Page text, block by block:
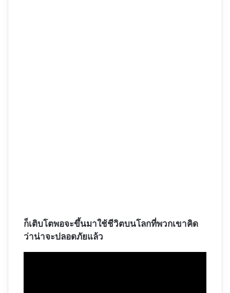
ก็เติบโตพอจะขึ้นมาใช้ชีวิตบนโลกที่พวกเขาคิด
ว่าน่าจะปลอดภัยแล้ว